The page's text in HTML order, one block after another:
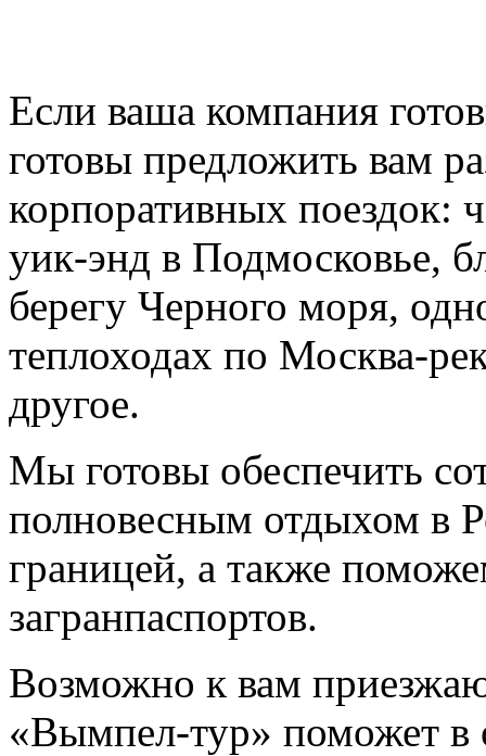
Если ваша компания
готовы предложить вам
корпоративных поездок:
уик-энд в Подмосковье,
берегу Черного моря,
теплоходах по Москва-
другое.
Мы готовы обеспечить
полновесным отдыхом в
границей, а также
загранпаспортов.
Возможно к вам
«Вымпел-тур» поможет